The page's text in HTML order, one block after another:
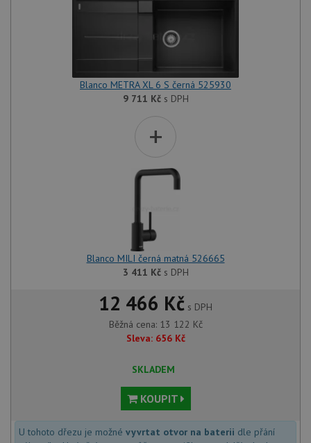
Blanco METRA XL 6 S černá 525930
9 711 Kčs DPH
+
Blanco MILI černá matná 526665
3 411 Kčs DPH
12 466 Kč s DPH
Běžná cena: 13 122 Kč
Sleva: 656 Kč
SKLADEM
KOUPIT
U tohoto dřezu je možné vyvrtat otvor na baterii dle přání